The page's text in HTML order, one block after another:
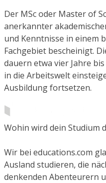
Der MSc oder Master of
anerkannter
und Kenntnisse in einem
Fachgebiet bescheinigt.
dauern etwa vier Jahre
in die Arbeitswelt
Ausbildung fortsetzen.
Wohin wird dein Studium
Wir bei educations.com
Ausland studieren, die
denkenden Abenteurern